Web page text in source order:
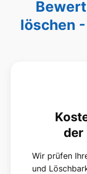
löschen
der
Wir prüfen
und